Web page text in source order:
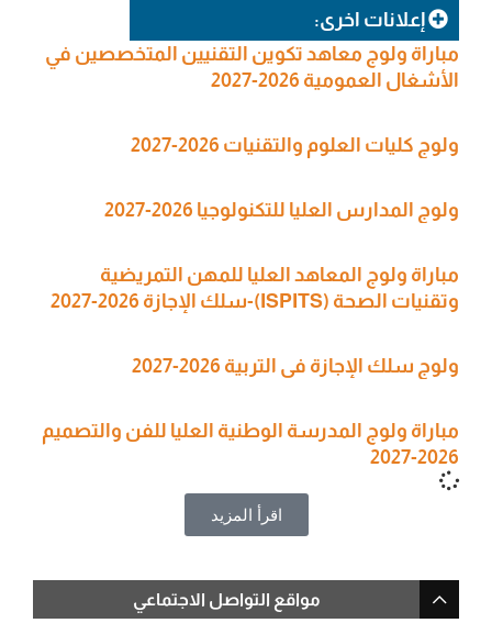
إعلانات اخرى:
مباراة ولوج معاهد تكوين التقنيين المتخصصين في
الأشغال العمومية 2026-2027
ولوج كليات العلوم والتقنيات 2026-2027
ولوج المدارس العليا للتكنولوجيا 2026-2027
مباراة ولوج المعاهد العليا للمهن التمريضية
وتقنيات الصحة (ISPITS)-سلك الإجازة 2026-2027
ولوج سلك الإجازة في التربية 2026-2027
مباراة ولوج المدرسة الوطنية العليا للفن والتصميم
2026-2027
اقرأ المزيد
مواقع التواصل الاجتماعي